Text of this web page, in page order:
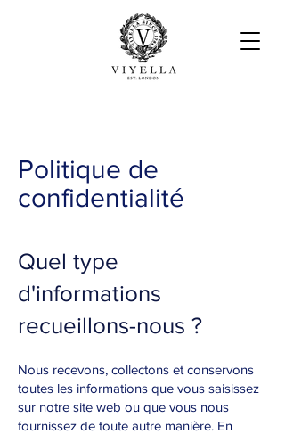
Politique de
confidentialité
Quel type
d'informations
recueillons-nous ?
Nous recevons, collectons et conservons
toutes les informations que vous saisissez
sur notre site web ou que vous nous
fournissez de toute autre manière. En